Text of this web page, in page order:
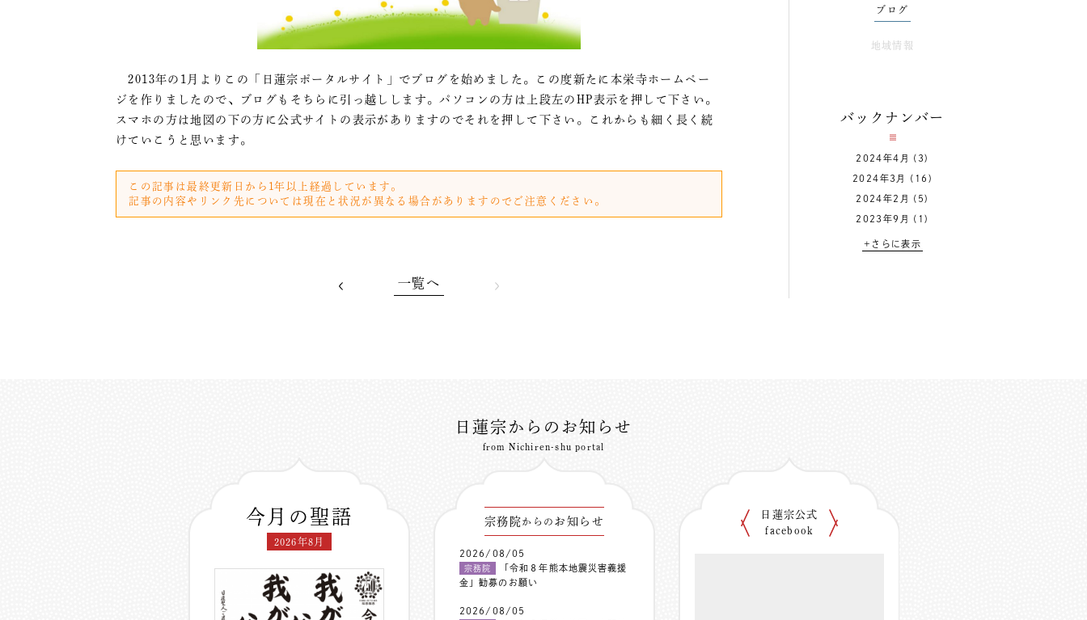
2013年の1月よりこの「日蓮宗ポータルサイト」でブログを始めました。この度新たに本栄寺ホームペー
ジを作りましたので、ブログもそちらに引っ越しします。パソコンの方は上段左のHP表示を押して下さい。
スマホの方は地図の下の方に公式サイトの表示がありますのでそれを押して下さい。これからも細く長く続
けていこうと思います。
この記事は最終更新日から1年以上経過しています。
記事の内容やリンク先については現在と状況が異なる場合がありますのでご注意ください。
一覧へ
ブログ
地域情報
バックナンバー
2024年4月 (3)
2024年3月 (16)
2024年2月 (5)
2023年9月 (1)
+さらに表示
日蓮宗からのお知らせ
from Nichiren-shu portal
今月の聖語
2026年8月
宗務院からの お知らせ
2026/08/05
宗務院
「令和８年熊本地震災害義援
金」勧募のお願い
2026/08/05
日蓮宗公式
facebook